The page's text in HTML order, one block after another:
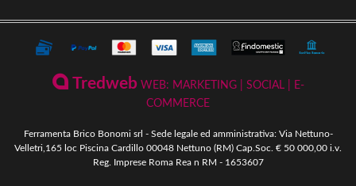
Storia
Riscaldamento a Biomassa
Ferramenta & Fai Da Te
Giardinaggio
Piscine & Divertimento
Arredo Giardino & Mare
Mangimi & Pet Care
Termini e Privacy
Condizioni Generali di Vendita
Pagamenti Disponibili
Spedizione e Imballaggio
Cambio, Resi e Rimborsi
TredwebWEB: MARKETING | SOCIAL | E-
COMMERCE
Ferramenta Brico Bonomi srl - Sede legale ed amministrativa: Via Nettuno-
Velletri,165 loc Piscina Cardillo 00048 Nettuno (RM) Cap.Soc. € 50 000,00 i.v.
Reg. Imprese Roma Rea n RM - 1653607